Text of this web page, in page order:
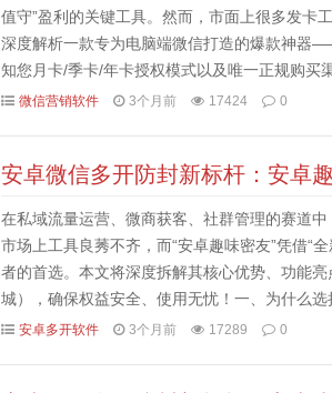
值守”盈利的关键工具。然而，市面上很多发卡
深度解析一款专为电脑端微信打造的爆款神器
知您月卡/季卡/年卡授权模式以及唯一正规购买
一、为什么选择“智发卡机器人”？电脑端微信自
微信营销软件 3个月前 17424 0
安卓微信多开防封新标杆：安卓
在私域流量运营、微商获客、社群管理的赛道
市场上工具良莠不齐，而“安卓趣味密友”凭借“
者的首选。本文将深度拆解其核心优势、功能
城），确保权益安全、使用无忧！一、为什么
卓生态深度适配安卓趣味密友是专为安卓系统（
安卓多开软件 3个月前 17289 0